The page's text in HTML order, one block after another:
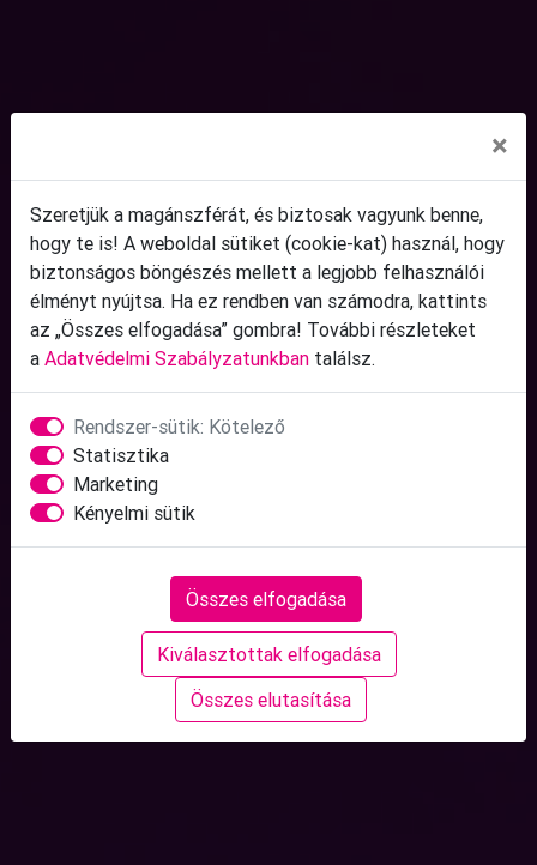
×
Szeretjük a magánszférát, és biztosak vagyunk benne,
hogy te is! A weboldal sütiket (cookie-kat) használ, hogy
biztonságos böngészés mellett a legjobb felhasználói
élményt nyújtsa. Ha ez rendben van számodra, kattints
az „Összes elfogadása” gombra! További részleteket
a Adatvédelmi Szabályzatunkban találsz.
Rendszer-sütik: Kötelező
Statisztika
Marketing
Kényelmi sütik
Összes elfogadása
Kiválasztottak elfogadása
Összes elutasítása